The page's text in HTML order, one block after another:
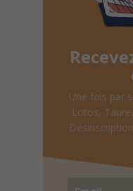
Une fois par
Lotos,